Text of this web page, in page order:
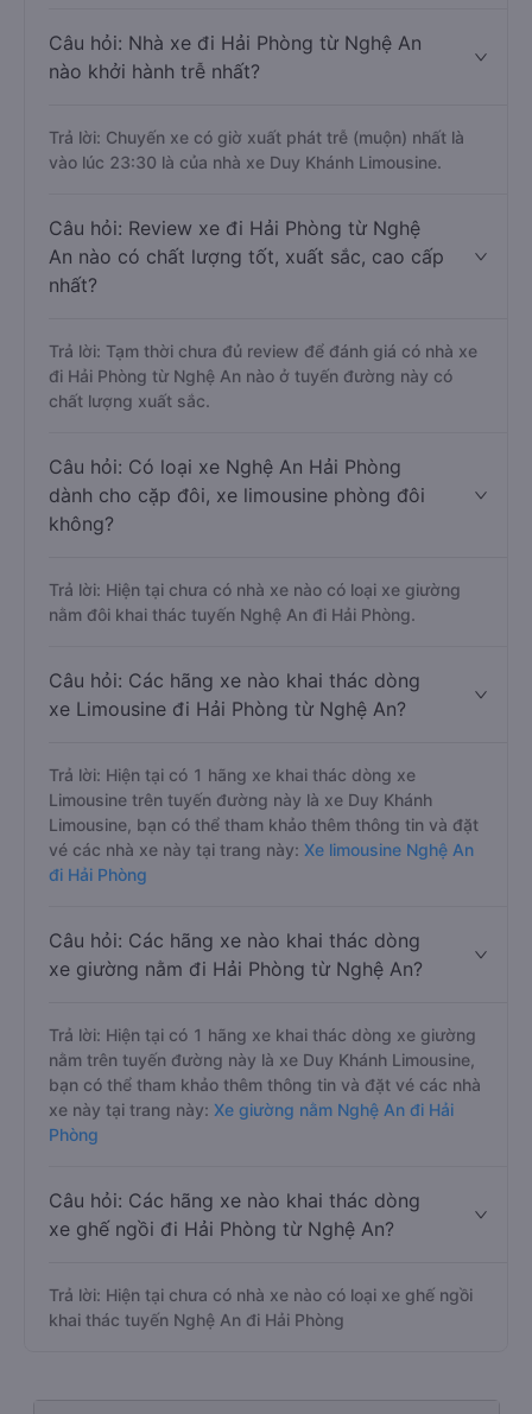
Câu hỏi: Nhà xe đi Hải Phòng từ Nghệ An
nào khởi hành trễ nhất?
Trả lời: Chuyến xe có giờ xuất phát trễ (muộn) nhất là
vào lúc 23:30 là của nhà xe Duy Khánh Limousine.
Câu hỏi: Review xe đi Hải Phòng từ Nghệ
An nào có chất lượng tốt, xuất sắc, cao cấp
nhất?
Trả lời: Tạm thời chưa đủ review để đánh giá có nhà xe
đi Hải Phòng từ Nghệ An nào ở tuyến đường này có
chất lượng xuất sắc.
Câu hỏi: Có loại xe Nghệ An Hải Phòng
dành cho cặp đôi, xe limousine phòng đôi
không?
Trả lời: Hiện tại chưa có nhà xe nào có loại xe giường
nằm đôi khai thác tuyến Nghệ An đi Hải Phòng.
Câu hỏi: Các hãng xe nào khai thác dòng
xe Limousine đi Hải Phòng từ Nghệ An?
Trả lời: Hiện tại có 1 hãng xe khai thác dòng xe
Limousine trên tuyến đường này là xe Duy Khánh
Limousine, bạn có thể tham khảo thêm thông tin và đặt
vé các nhà xe này tại trang này: Xe limousine Nghệ An
đi Hải Phòng
Câu hỏi: Các hãng xe nào khai thác dòng
xe giường nằm đi Hải Phòng từ Nghệ An?
Trả lời: Hiện tại có 1 hãng xe khai thác dòng xe giường
nằm trên tuyến đường này là xe Duy Khánh Limousine,
bạn có thể tham khảo thêm thông tin và đặt vé các nhà
xe này tại trang này: Xe giường nằm Nghệ An đi Hải
Phòng
Câu hỏi: Các hãng xe nào khai thác dòng
xe ghế ngồi đi Hải Phòng từ Nghệ An?
Trả lời: Hiện tại chưa có nhà xe nào có loại xe ghế ngồi
khai thác tuyến Nghệ An đi Hải Phòng